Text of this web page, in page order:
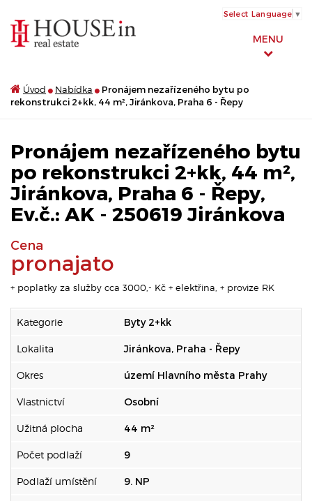
MENU
Select Language ▼
Úvod Nabídka
Pronájem nezařízeného bytu po
rekonstrukci 2+kk, 44 m², Jiránkova, Praha 6 - Řepy
Pronájem nezařízeného bytu
po rekonstrukci 2+kk, 44 m²,
Jiránkova, Praha 6 - Řepy,
Ev.č.: AK - 250619 Jiránkova
Cena
pronajato
+ poplatky za služby cca 3000,- Kč + elektřina, + provize RK
Kategorie Byty 2+kk
Lokalita Jiránkova, Praha - Řepy
Okres území Hlavního města Prahy
Vlastnictví Osobní
Užitná plocha 44 m²
Počet podlaží 9
Podlaží umístění 9. NP